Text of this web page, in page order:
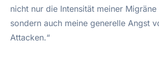
nicht nur die Intensität meiner
sondern auch meine generelle Angst
Attacken.“